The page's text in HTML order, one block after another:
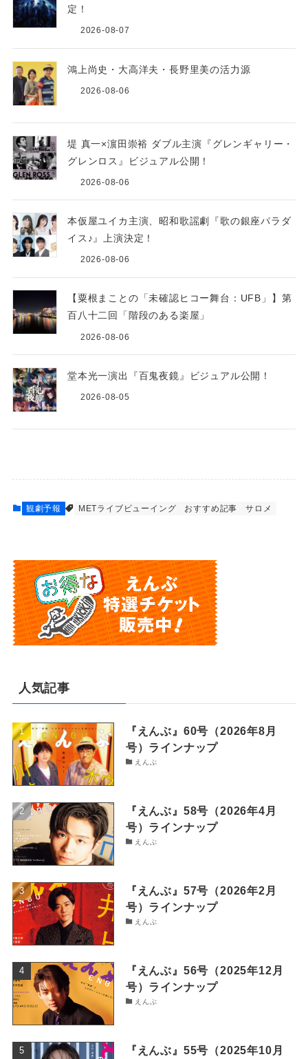
定！
2026-08-07
鴻上尚史・大高洋夫・長野里美の活力源
2026-08-06
堤 真一×濵田崇裕 ダブル主演『グレンギャリー・
グレンロス』ビジュアル公開！
2026-08-06
本仮屋ユイカ主演、昭和歌謡劇『歌の銀座パラダ
イス♪』上演決定！
2026-08-06
【粟根まことの「未確認ヒコー舞台：UFB」】第
百八十二回「階段のある楽屋」
2026-08-06
堂本光一演出『百鬼夜鏡』ビジュアル公開！
2026-08-05
観劇予報 METライブビューイング おすすめ記事 サロメ
人気記事
『えんぶ』60号（2026年8月
号）ラインナップ
えんぶ
『えんぶ』58号（2026年4月
号）ラインナップ
えんぶ
『えんぶ』57号（2026年2月
号）ラインナップ
えんぶ
『えんぶ』56号（2025年12月
号）ラインナップ
えんぶ
『えんぶ』55号（2025年10月